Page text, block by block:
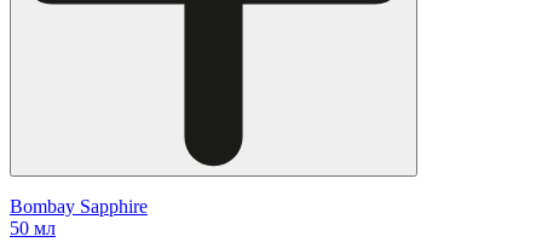
Bombay Sapphire
50 мл